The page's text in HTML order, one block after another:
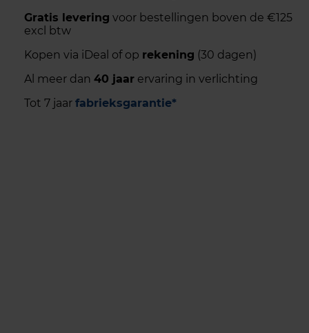
Gratis levering voor bestellingen boven de €125
excl btw
Kopen via iDeal of op rekening (30 dagen)
Al meer dan 40 jaarervaring in verlichting
Tot 7 jaar fabrieksgarantie*